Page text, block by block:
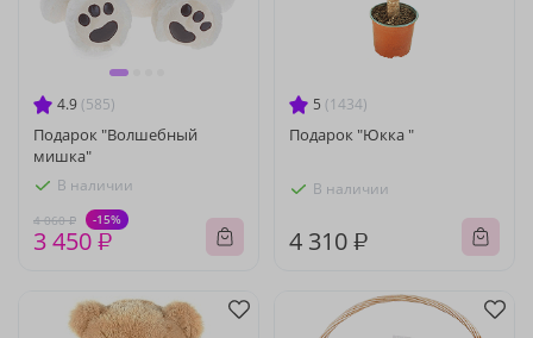
4.9 (585)
Подарок "Волшебный
мишка"
В наличии
4 060 ₽ -15%
3 450 ₽
5 (1434)
Подарок "Юкка "
В наличии
4 310 ₽